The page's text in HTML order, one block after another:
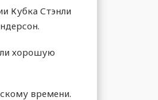
Кубка Стэнли
хорошую
времени.